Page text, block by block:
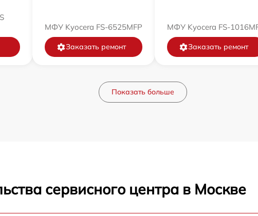
МФУ Kyocera FS-6525MFP
Заказать ремонт
МФУ Kyocera FS-
Заказать ремонт
Показать больше
сервисного центра в Москве